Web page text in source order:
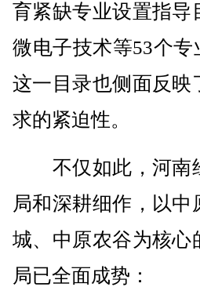
育紧缺专业设置指导
微电子技术等53个
这一目录也侧面反映
求的紧迫性。
不仅如此，河南
局和深耕细作，以
城、中原农谷为核心
局已全面成势：